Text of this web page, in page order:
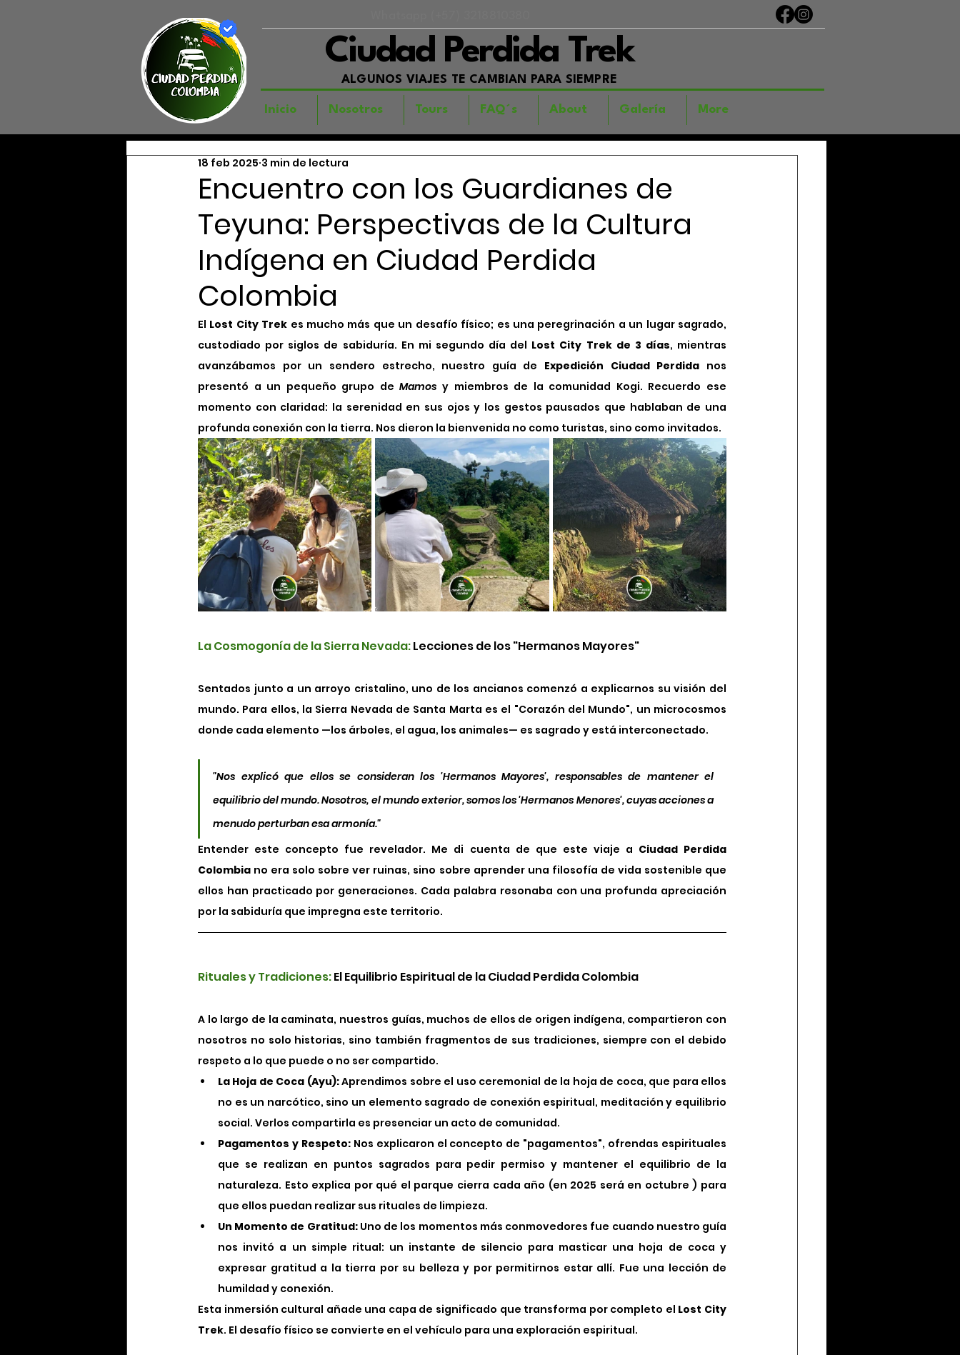
Ciudad Perdida Trek
ALGUNOS VIAJES TE CAMBIAN PARA SIEMPRE
Inicio Nosotros Tours FAQ´s About Galería More
Encuentro con los Guardianes de
Teyuna: Perspectivas de la Cultura
Indígena en Ciudad Perdida
Colombia
18 feb 2025 3 min de lectura
El Lost City Trek es mucho más que un desafío físico; es una peregrinación a un lugar sagrado,
custodiado por siglos de sabiduría. En mi segundo día del Lost City Trek de 3 días, mientras
avanzábamos por un sendero estrecho, nuestro guía de Expedición Ciudad Perdida nos
presentó a un pequeño grupo de Mamos y miembros de la comunidad Kogi. Recuerdo ese
momento con claridad: la serenidad en sus ojos y los gestos pausados que hablaban de una
profunda conexión con la tierra. Nos dieron la bienvenida no como turistas, sino como invitados.
La Cosmogonía de la Sierra Nevada: Lecciones de los "Hermanos Mayores"
Sentados junto a un arroyo cristalino, uno de los ancianos comenzó a explicarnos su visión del
mundo. Para ellos, la Sierra Nevada de Santa Marta es el "Corazón del Mundo", un microcosmos
donde cada elemento —los árboles, el agua, los animales— es sagrado y está interconectado.
"Nos explicó que ellos se consideran los 'Hermanos Mayores', responsables de mantener el
equilibrio del mundo. Nosotros, el mundo exterior, somos los 'Hermanos Menores', cuyas acciones a
menudo perturban esa armonía."
Entender este concepto fue revelador. Me di cuenta de que este viaje a Ciudad Perdida
Colombia no era solo sobre ver ruinas, sino sobre aprender una filosofía de vida sostenible que
ellos han practicado por generaciones. Cada palabra resonaba con una profunda apreciación
por la sabiduría que impregna este territorio.
Rituales y Tradiciones: El Equilibrio Espiritual de la Ciudad Perdida Colombia
A lo largo de la caminata, nuestros guías, muchos de ellos de origen indígena, compartieron con
nosotros no solo historias, sino también fragmentos de sus tradiciones, siempre con el debido
respeto a lo que puede o no ser compartido.
La Hoja de Coca (Ayu): Aprendimos sobre el uso ceremonial de la hoja de coca, que para ellos
no es un narcótico, sino un elemento sagrado de conexión espiritual, meditación y equilibrio
social. Verlos compartirla es presenciar un acto de comunidad.
Pagamentos y Respeto: Nos explicaron el concepto de "pagamentos", ofrendas espirituales
que se realizan en puntos sagrados para pedir permiso y mantener el equilibrio de la
naturaleza. Esto explica por qué el parque cierra cada año (en 2025 será en octubre ) para
que ellos puedan realizar sus rituales de limpieza.
Un Momento de Gratitud: Uno de los momentos más conmovedores fue cuando nuestro guía
nos invitó a un simple ritual: un instante de silencio para masticar una hoja de coca y
expresar gratitud a la tierra por su belleza y por permitirnos estar allí. Fue una lección de
humildad y conexión.
Esta inmersión cultural añade una capa de significado que transforma por completo el Lost City
Trek. El desafío físico se convierte en el vehículo para una exploración espiritual.